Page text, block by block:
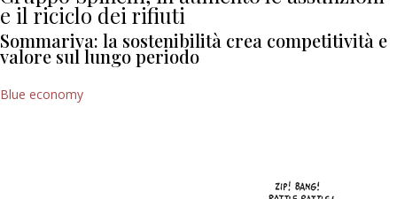
e il riciclo dei rifiuti
Sommariva: la sostenibilità crea competitività e
valore sul lungo periodo
Blue economy